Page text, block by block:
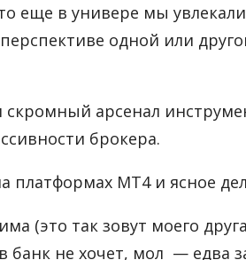
еще в универе мы
одной или
арсенал
брокера.
платформах MT4 и ясное
(это так зовут моего
банк не хочет, мол — едва